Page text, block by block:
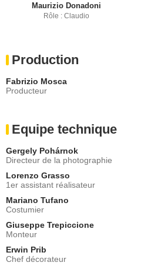
Maurizio Donadoni
Rôle : Claudio
Production
Fabrizio Mosca
Producteur
Equipe technique
Gergely Pohárnok
Directeur de la photographie
Lorenzo Grasso
1er assistant réalisateur
Mariano Tufano
Costumier
Giuseppe Trepiccione
Monteur
Erwin Prib
Chef décorateur